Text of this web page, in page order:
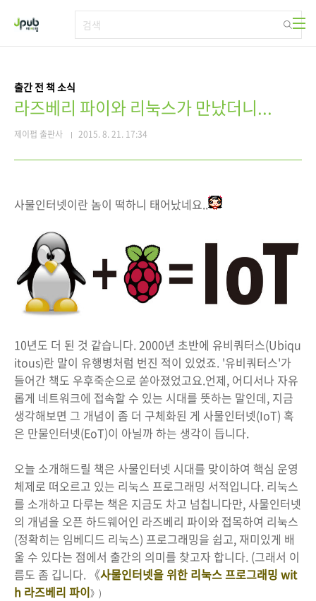
출간 전 책 소식
라즈베리 파이와 리눅스가 만났더니...
제이펍 출판사 2015. 8. 21. 17:34
사물인터넷이란 놈이 떡하니 태어났네요..
10년도 더 된 것 같습니다. 2000년 초반에 유비쿼터스(Ubiqu
itous)란 말이 유행병처럼 번진 적이 있었죠. '유비쿼터스'가
들어간 책도 우후죽순으로 쏟아졌었고요.언제, 어디서나 자유
롭게 네트워크에 접속할 수 있는 시대를 뜻하는 말인데, 지금
생각해보면 그 개념이 좀 더 구체화된 게 사물인터넷(IoT) 혹
은 만물인터넷(EoT)이 아닐까 하는 생각이 듭니다.
오늘 소개해드릴 책은 사물인터넷 시대를 맞이하여 핵심 운영
체제로 떠오르고 있는 리눅스 프로그래밍 서적입니다. 리눅스
를 소개하고 다루는 책은 지금도 차고 넘칩니다만, 사물인터넷
의 개념을 오픈 하드웨어인 라즈베리 파이와 접목하여 리눅스
(정확히는 임베디드 리눅스) 프로그래밍을 쉽고, 재미있게 배
울 수 있다는 점에서 출간의 의미를 찾고자 합니다. (그래서 이
름도 좀 깁니다. 《사물인터넷을 위한 리눅스 프로그래밍 wit
h 라즈베리 파이》 )